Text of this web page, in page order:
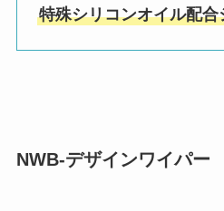
特殊シリコンオイル配合
NWB-デザインワイパー